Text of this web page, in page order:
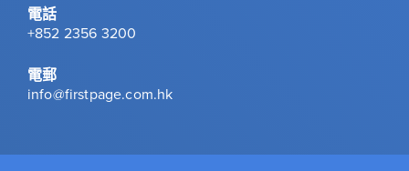
電話
+852 2356 3200
電郵
info@firstpage.com.hk